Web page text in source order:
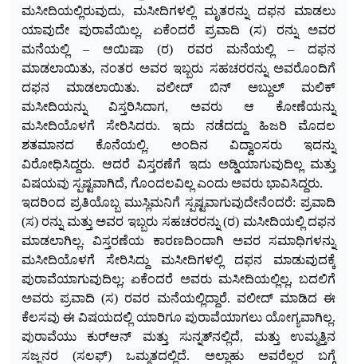
ಮಸೀದಿಯಲ್ಲಿರುವುದು, ಮಸೀದಿಗಳಲ್ಲಿ ಮೃತರನ್ನು ದಫನ ಮಾಡಲು
ಯಾವುದೇ ಪುರಾವೆಯಿಲ್ಲ. ಏಕೆಂದರೆ ಪ್ರವಾದಿ (ಸ) ರನ್ನು ಅವರ
ಮನೆಯಲ್ಲಿ – ಆಯಿಷಾ (ರ) ರವರ ಮನೆಯಲ್ಲಿ – ದಫನ
ಮಾಡಲಾಯಿತು, ನಂತರ ಅವರ ಇಬ್ಬರು ಸಹಚರರನ್ನು ಅವರೊಂದಿಗೆ
ದಫನ ಮಾಡಲಾಯಿತು. ವಲೀದ್ ಬಿನ್ ಅಬ್ದುಲ್ ಮಲಿಕ್
ಮಸೀದಿಯನ್ನು ವಿಸ್ತರಿಸಿದಾಗ, ಅವರು ಆ ಕೋಣೆಯನ್ನು
ಮಸೀದಿಯೊಳಗೆ ಸೇರಿಸಿದರು. ಇದು ನಡೆದದ್ದು ಹಿಜರಿ ಮೊದಲ
ಶತಮಾನದ ಕೊನೆಯಲ್ಲಿ. ಅಂದಿನ ವಿದ್ವಾಂಸರು ಇದನ್ನು
ವಿರೋಧಿಸಿದ್ದರು. ಆದರೆ ವಿಸ್ತರಣೆಗೆ ಇದು ಅಡ್ಡಿಯಾಗುವುದಿಲ್ಲ ಮತ್ತು
ವಿಷಯವು ಸ್ಪಷ್ಟವಾಗಿದೆ, ಗೊಂದಲವಿಲ್ಲ ಎಂದು ಅವರು ಭಾವಿಸಿದ್ದರು.
ಇದರಿಂದ ಪ್ರತಿಯೊಬ್ಬ ಮುಸ್ಲಿಮನಿಗೆ ಸ್ಪಷ್ಟವಾಗುವುದೇನೆಂದರೆ: ಪ್ರವಾದಿ
(ಸ) ರನ್ನು ಮತ್ತು ಅವರ ಇಬ್ಬರು ಸಹಚರರನ್ನು (ರ) ಮಸೀದಿಯಲ್ಲಿ ದಫನ
ಮಾಡಲಾಗಿಲ್ಲ. ವಿಸ್ತರಣೆಯ ಕಾರಣದಿಂದಾಗಿ ಅವರ ಸಮಾಧಿಗಳನ್ನು
ಮಸೀದಿಯೊಳಗೆ ಸೇರಿಸಿದ್ದು ಮಸೀದಿಗಳಲ್ಲಿ ದಫನ ಮಾಡುವುದಕ್ಕೆ
ಪುರಾವೆಯಾಗುವುದಿಲ್ಲ; ಏಕೆಂದರೆ ಅವರು ಮಸೀದಿಯಲ್ಲಿಲ್ಲ, ಬದಲಿಗೆ
ಅವರು ಪ್ರವಾದಿ (ಸ) ರವರ ಮನೆಯಲ್ಲಿದ್ದಾರೆ. ವಲೀದ್ ಮಾಡಿದ ಈ
ಕೆಲಸವು ಈ ವಿಷಯದಲ್ಲಿ ಯಾರಿಗೂ ಪುರಾವೆಯಾಗಲು ಯೋಗ್ಯವಾಗಿಲ್ಲ.
ಪುರಾವೆಯು ಕುರ್‌ಆನ್ ಮತ್ತು ಸುನ್ನತ್‌ನಲ್ಲಿದೆ, ಮತ್ತು ಉಮ್ಮತ್ತಿನ
ಸಜ್ಜನರ (ಸಲಫ್) ಒಮ್ಮತದಲ್ಲಿದೆ. ಅಲ್ಲಾಹು ಅವರೆಲ್ಲರ ಬಗ್ಗೆ